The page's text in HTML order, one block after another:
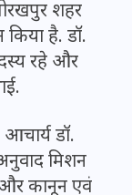
शहर
है. डॉ.
रहे और
डॉ.
मिशन
कानून एवं